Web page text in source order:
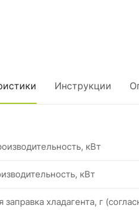
Инструкции
кВт
кВт
заправка хладагента, г